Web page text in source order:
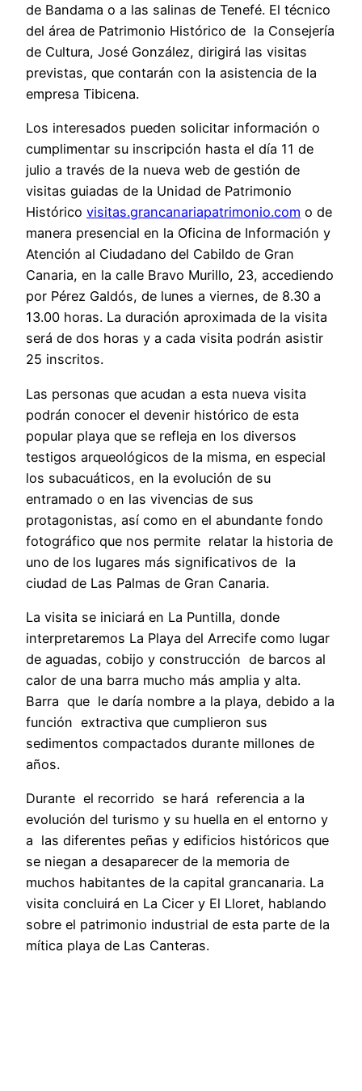
de Bandama o a las salinas de Tenefé. El técnico
del área de Patrimonio Histórico de la Consejería
de Cultura, José González, dirigirá las visitas
previstas, que contarán con la asistencia de la
empresa Tibicena.
Los interesados pueden solicitar información o
cumplimentar su inscripción hasta el día 11 de
julio a través de la nueva web de gestión de
visitas guiadas de la Unidad de Patrimonio
Histórico visitas.grancanariapatrimonio.com o de
manera presencial en la Oficina de Información y
Atención al Ciudadano del Cabildo de Gran
Canaria, en la calle Bravo Murillo, 23, accediendo
por Pérez Galdós, de lunes a viernes, de 8.30 a
13.00 horas. La duración aproximada de la visita
será de dos horas y a cada visita podrán asistir
25 inscritos.
Las personas que acudan a esta nueva visita
podrán conocer el devenir histórico de esta
popular playa que se refleja en los diversos
testigos arqueológicos de la misma, en especial
los subacuáticos, en la evolución de su
entramado o en las vivencias de sus
protagonistas, así como en el abundante fondo
fotográfico que nos permite relatar la historia de
uno de los lugares más significativos de la
ciudad de Las Palmas de Gran Canaria.
La visita se iniciará en La Puntilla, donde
interpretaremos La Playa del Arrecife como lugar
de aguadas, cobijo y construcción de barcos al
calor de una barra mucho más amplia y alta.
Barra que le daría nombre a la playa, debido a la
función extractiva que cumplieron sus
sedimentos compactados durante millones de
años.
Durante el recorrido se hará referencia a la
evolución del turismo y su huella en el entorno y
a las diferentes peñas y edificios históricos que
se niegan a desaparecer de la memoria de
muchos habitantes de la capital grancanaria. La
visita concluirá en La Cicer y El Lloret, hablando
sobre el patrimonio industrial de esta parte de la
mítica playa de Las Canteras.